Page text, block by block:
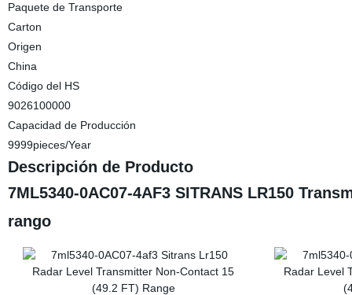
Paquete de Transporte
Carton
Origen
China
Código del HS
9026100000
Capacidad de Producción
9999pieces/Year
Descripción de Producto
7ML5340-0AC07-4AF3 SITRANS LR150
rango